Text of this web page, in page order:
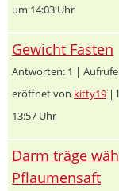
um 14:03 Uhr
Gewicht Fasten
Antworten: 1 |
eröffnet von kitty19 |
13:57 Uhr
Darm träge
Pflaumensaft